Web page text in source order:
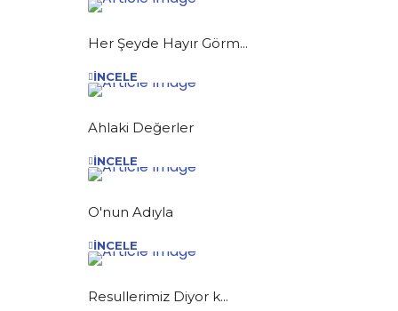
Her Şeyde Hayır Görm...
İNCELE
Ahlaki Değerler
İNCELE
O'nun Adıyla
İNCELE
Resullerimiz Diyor k...